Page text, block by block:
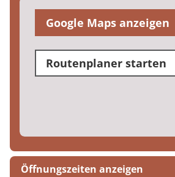
Google Maps anzeigen
Routenplaner starten
Öffnungszeiten anzeigen